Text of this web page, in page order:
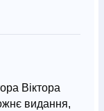
Віктора
видання,